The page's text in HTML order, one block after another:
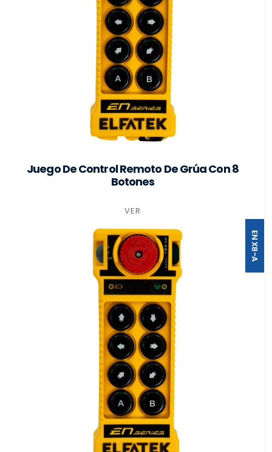
Juego De Control Remoto De Grúa Con 8
Botones
VER
EN X8-A